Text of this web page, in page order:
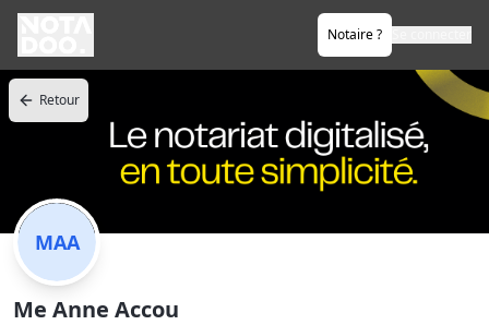
Notaire ?
Retour
MAA
Me Anne Accou